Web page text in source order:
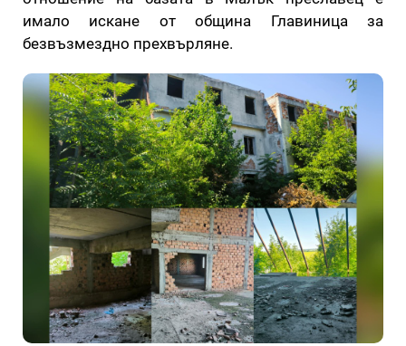
имало исканe от община Главиница за
безвъзмездно прехвърляне.